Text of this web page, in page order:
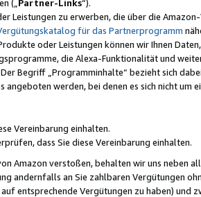
(„ Partner-Links“).
Leistungen zu erwerben, die über die
für das Partnerprogramm
oder Leistungen können wir Ihnen
die Alexa-Funktionalität und
Begriff „Programminhalte“ bezieht sich
werden, bei denen es sich nicht um
Vereinbarung einhalten.
dass Sie diese Vereinbarung einhalten.
Amazon verstoßen, behalten wir uns neben
andernfalls an Sie zahlbaren Vergütungen
entsprechende Vergütungen zu haben) und